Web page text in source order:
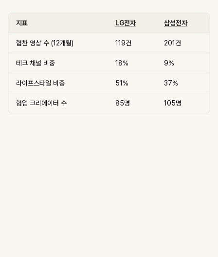
지표 LG전자 삼성전자
협찬 영상 수 (12개월) 119건 201건
테크 채널 비중 18% 9%
라이프스타일 비중 51% 37%
협업 크리에이터 수 85명 105명